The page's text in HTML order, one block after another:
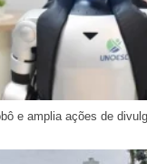
e amplia ações de